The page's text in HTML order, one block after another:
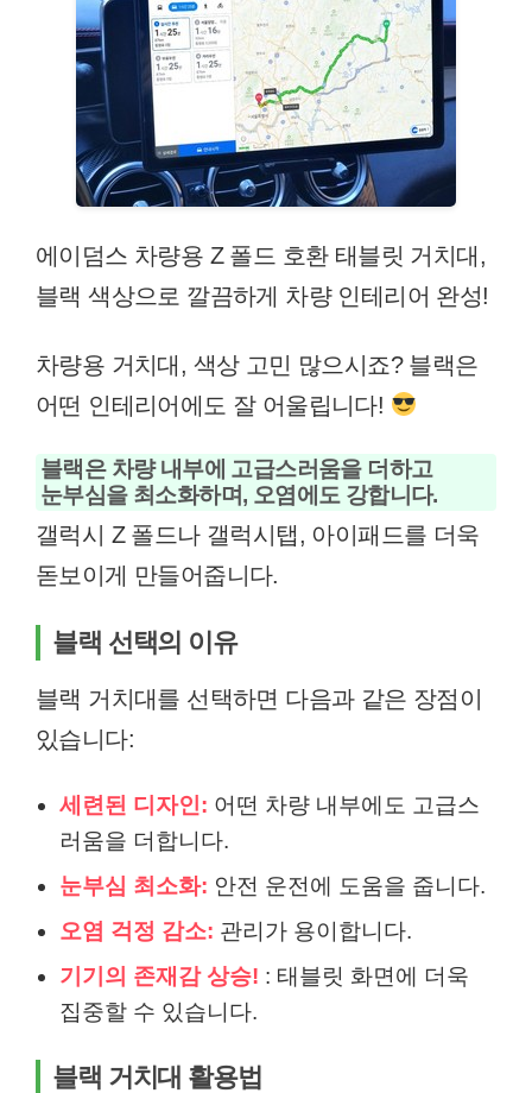
에이덤스 차량용 Z 폴드 호환 태블릿 거치대,
블랙 색상으로 깔끔하게 차량 인테리어 완성!
차량용 거치대, 색상 고민 많으시죠? 블랙은
어떤 인테리어에도 잘 어울립니다!
블랙은 차량 내부에 고급스러움을 더하고
눈부심을 최소화하며, 오염에도 강합니다.
갤럭시 Z 폴드나 갤럭시탭, 아이패드를 더욱
돋보이게 만들어줍니다.
블랙 선택의 이유
블랙 거치대를 선택하면 다음과 같은 장점이
있습니다:
세련된 디자인: 어떤 차량 내부에도 고급스
러움을 더합니다.
눈부심 최소화: 안전 운전에 도움을 줍니다.
오염 걱정 감소: 관리가 용이합니다.
기기의 존재감 상승! : 태블릿 화면에 더욱
집중할 수 있습니다.
블랙 거치대 활용법